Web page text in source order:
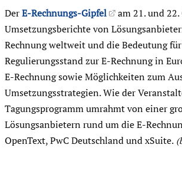
DerE-Rechnungs-Gipfel
am 21. und
Umsetzungsberichte von
Rechnung weltweit und die Bedeutung
Regulierungsstand zur E-Rechnung in
E-Rechnung sowie Möglichkeiten zum
Umsetzungsstrategien. Wie der
Tagungsprogramm umrahmt von einer
Lösungsanbietern rund um die E-
OpenText, PwC Deutschland und xSuite.